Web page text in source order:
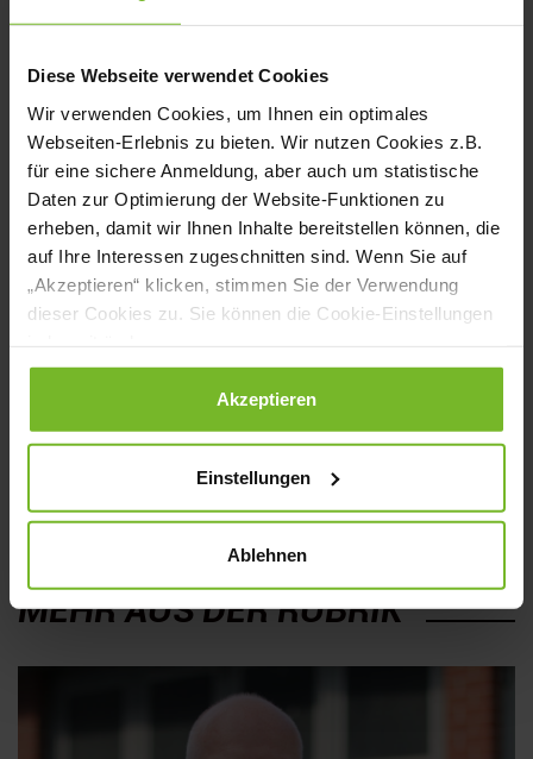
Diese Webseite verwendet Cookies
Wir verwenden Cookies, um Ihnen ein optimales
Webseiten-Erlebnis zu bieten. Wir nutzen Cookies z.B.
für eine sichere Anmeldung, aber auch um statistische
Daten zur Optimierung der Website-Funktionen zu
erheben, damit wir Ihnen Inhalte bereitstellen können, die
auf Ihre Interessen zugeschnitten sind. Wenn Sie auf
„Akzeptieren“ klicken, stimmen Sie der Verwendung
dieser Cookies zu. Sie können die Cookie-Einstellungen
Datenschutzerklärung|Impressum
Akzeptieren
Einstellungen
Ablehnen
Grübnau alle vier Teilnehmer glänzen
konnten, entschied sich die Jury alle eine
Runde weiterkommen zu lassen. Finalist,
Dennis Holst musste für das Finale jedoch
absagen.
Hier stellen sich die Finalistinnen nochmal
selbst vor:
Veronika Wiesmeier
MEHR AUS DER RUBRIK